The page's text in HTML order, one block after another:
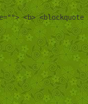
<b> <blockquote